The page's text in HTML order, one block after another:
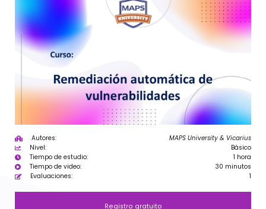
Autores:
MAPS University & Vicarius
Nivel:
Básico
Tiempo de estudio:
1 hora
Tiempo de video:
30 minutos
Evaluaciones:
1
Registro gratuito